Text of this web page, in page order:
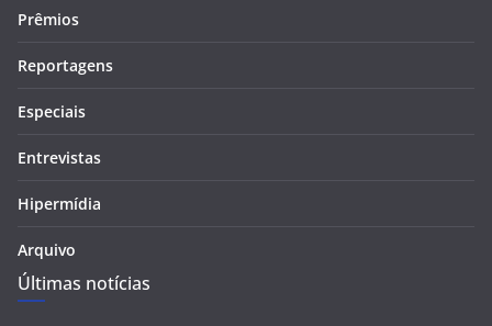
Prêmios
Reportagens
Especiais
Entrevistas
Hipermídia
Arquivo
Últimas notícias